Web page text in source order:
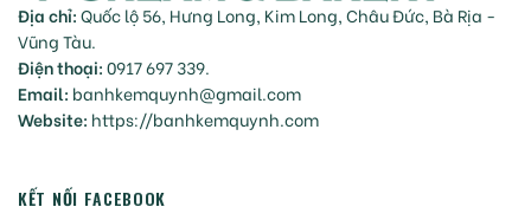
Địa chỉ:Quốc lộ 56, Hưng Long, Kim Long, Châu Đức, Bà Rịa -
Vũng Tàu.
Điện thoại:0917 697 339.
Email: banhkemquynh@gmail.com
Website: https://banhkemquynh.com
KẾT NỐI FACEBOOK